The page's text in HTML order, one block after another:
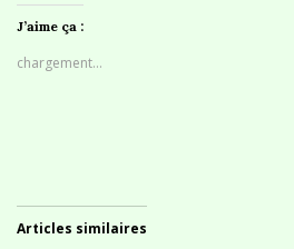
J’aime ça :
chargement…
Articles similaires